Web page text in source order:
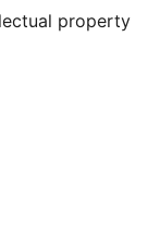
property